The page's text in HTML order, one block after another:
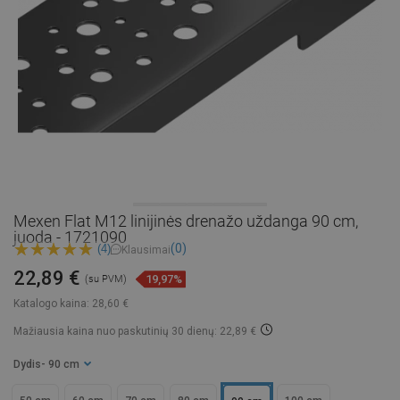
Mexen Flat M12 linijinės drenažo uždanga 90 cm,
juoda - 1721090
(4) Klausimai(0)
Katalogo kaina: 28,60 €
22,89 € (su PVM) 19,97%
Mažiausia kaina nuo paskutinių 30 dienų: 22,89 €
Dydis - 90 cm